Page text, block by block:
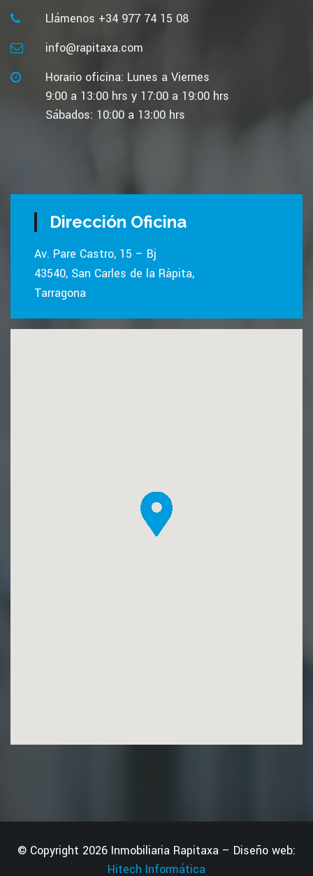
Llámenos +34 977 74 15 08
info@rapitaxa.com
Horario oficina: Lunes a Viernes
9:00 a 13:00 hrs y 17:00 a 19:00 hrs
Sábados: 10:00 a 13:00 hrs
Dirección Oficina
Av. Pare Castro, 15 – Bj
43540, San Carles de la Ràpita,
Tarragona
© Copyright 2026 Inmobiliaria Rapitaxa – Diseño web:
Hitech Informática